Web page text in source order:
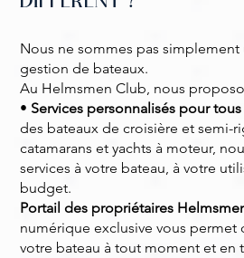
Nous ne sommes pas
gestion de bateaux.
Au Helmsmen Club, nous
• Services personnalisés pour
des bateaux de croisière et semi-
catamarans et yachts à moteur,
services à votre bateau, à votre
budget.
Portail des propriétaires
numérique exclusive vous permet
votre bateau à tout moment et en